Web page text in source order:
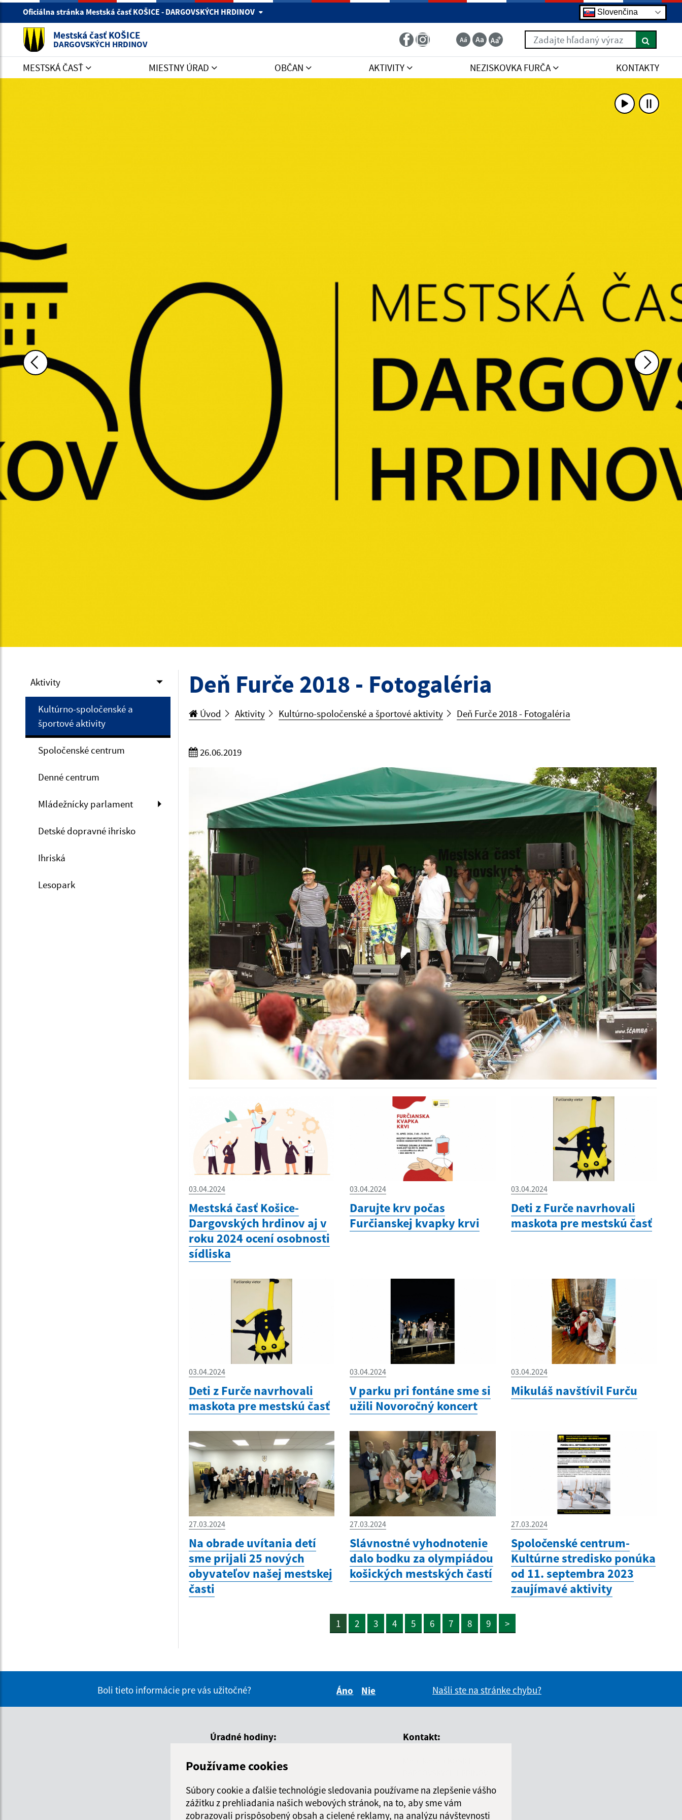
Používame cookies
Súbory cookie a ďalšie technológie sledovania používame na zlepšenie vášho
zážitku z prehliadania našich webových stránok, na to, aby sme vám
zobrazovali prispôsobený obsah a cielené reklamy, na analýzu návštevnosti
Oficiálna stránka Mestská časť KOŠICE - DARGOVSKÝCH HRDINOV Slovenčina
Mestská časť KOŠICE
DARGOVSKÝCH HRDINOV
Zadajte hľadaný výraz
MESTSKÁ ČASŤ MIESTNY ÚRAD OBČAN AKTIVITY NEZISKOVKA FURČA KONTAKTY
Aktivity
Kultúrno-spoločenské a
športové aktivity
Spoločenské centrum
Denné centrum
Mládežnícky parlament
Detské dopravné ihrisko
Ihriská
Lesopark
Deň Furče 2018 - Fotogaléria
Úvod Aktivity Kultúrno-spoločenské a športové aktivity Deň Furče 2018 - Fotogaléria
26.06.2019
03.04.2024
Mestská časť Košice-
Dargovských hrdinov aj v
roku 2024 ocení osobnosti
sídliska
03.04.2024
Darujte krv počas
Furčianskej kvapky krvi
03.04.2024
Deti z Furče navrhovali
maskota pre mestskú časť
03.04.2024
Deti z Furče navrhovali
maskota pre mestskú časť
03.04.2024
V parku pri fontáne sme si
užili Novoročný koncert
03.04.2024
Mikuláš navštívil Furču
27.03.2024
Na obrade uvítania detí
sme prijali 25 nových
obyvateľov našej mestskej
časti
27.03.2024
Slávnostné vyhodnotenie
dalo bodku za olympiádou
košických mestských častí
27.03.2024
Spoločenské centrum-
Kultúrne stredisko ponúka
od 11. septembra 2023
zaujímavé aktivity
1 2 3 4 5 6 7 8 9 >
Boli tieto informácie pre vás užitočné?
Áno
Nie
Našli ste na stránke chybu?
Úradné hodiny:
Deň Čas
Pondelok 8.00-12.00, 13.00-14.30
Utorok 8.00-12.00, 13.00-15.00
Kontakt:
Povstania českého ľudu 1
040 22 Košice
informatika@kosice-dh.sk